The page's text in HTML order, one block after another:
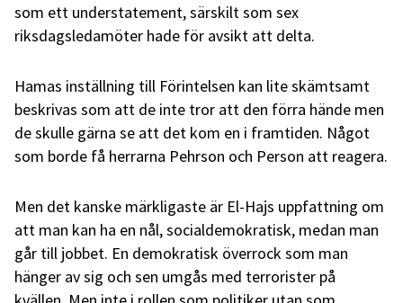
som ett understatement, särskilt som sex
riksdagsledamöter hade för avsikt att delta.
Hamas inställning till Förintelsen kan lite skämtsamt
beskrivas som att de inte tror att den förra hände men
de skulle gärna se att det kom en i framtiden. Något
som borde få herrarna Pehrson och Person att reagera.
Men det kanske märkligaste är El-Hajs uppfattning om
att man kan ha en nål, socialdemokratisk, medan man
går till jobbet. En demokratisk överrock som man
hänger av sig och sen umgås med terrorister på